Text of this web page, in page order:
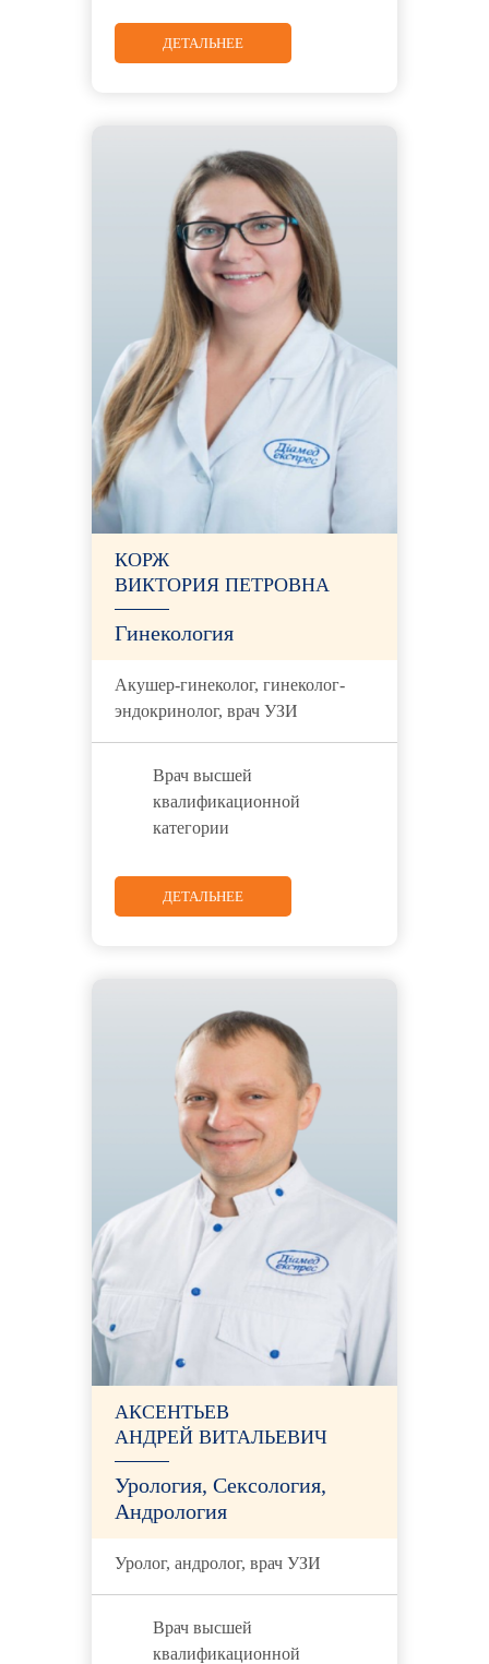
ДЕТАЛЬНЕЕ
КОРЖ
ВИКТОРИЯ ПЕТРОВНА
Гинекология
Акушер-гинеколог, гинеколог-
эндокринолог, врач УЗИ
Врач высшей
квалификационной
категории
ДЕТАЛЬНЕЕ
АКСЕНТЬЕВ
АНДРЕЙ ВИТАЛЬЕВИЧ
Урология, Сексология,
Андрология
Уролог, андролог, врач УЗИ
Врач высшей
квалификационной